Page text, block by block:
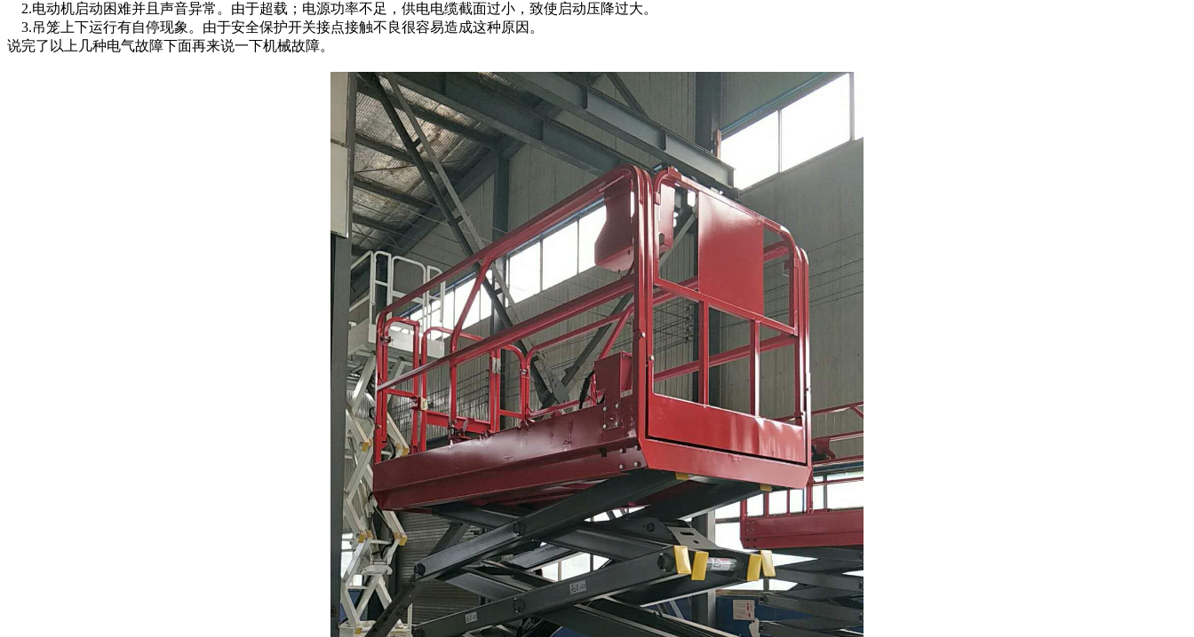
2.电动机启动困难并且声音异常。由于超载；电源功率不足，供电电缆截面过小，致使启动压降过大。
3.吊笼上下运行有自停现象。由于安全保护开关接点接触不良很容易造成这种原因。
说完了以上几种电气故障下面再来说一下机械故障。